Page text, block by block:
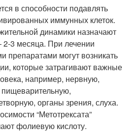
в способности подавлять
иммунных клеток.
динамики назначают
3 месяца. При лечении
препаратами могут возникать
которые затрагивают важные
например, нервную,
пищеварительную,
органы зрения, слуха.
“Метотрексата”
фолиевую кислоту.